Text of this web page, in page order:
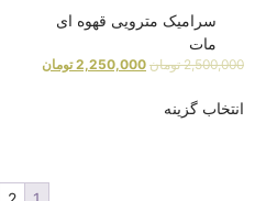
سرامیک مترویی قهوه ای
مات
2,500,000 تومان 2,250,000 تومان
انتخاب گزینه